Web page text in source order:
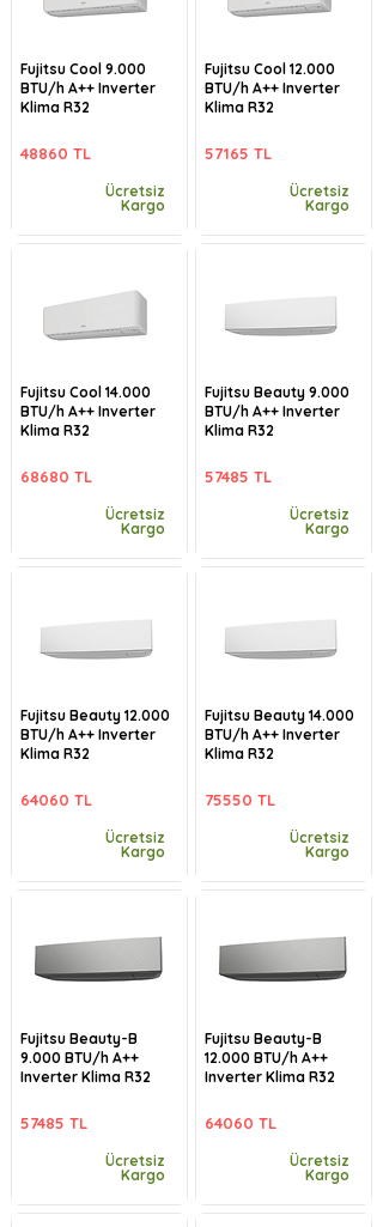
Fujitsu Cool 9.000
BTU/h A++ Inverter
Klima R32
48860 TL
Ücretsiz
Kargo
Fujitsu Cool 14.000
BTU/h A++ Inverter
Klima R32
68680 TL
Ücretsiz
Kargo
Fujitsu Beauty 12.000
BTU/h A++ Inverter
Klima R32
64060 TL
Ücretsiz
Kargo
Fujitsu Beauty-B
9.000 BTU/h A++
Inverter Klima R32
57485 TL
Ücretsiz
Kargo
Fujitsu Cool 12.000
BTU/h A++ Inverter
Klima R32
57165 TL
Ücretsiz
Kargo
Fujitsu Beauty 9.000
BTU/h A++ Inverter
Klima R32
57485 TL
Ücretsiz
Kargo
Fujitsu Beauty 14.000
BTU/h A++ Inverter
Klima R32
75550 TL
Ücretsiz
Kargo
Fujitsu Beauty-B
12.000 BTU/h A++
Inverter Klima R32
64060 TL
Ücretsiz
Kargo